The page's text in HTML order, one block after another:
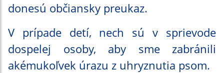
donesú občiansky preukaz.
V prípade detí, nech sú v sprievode
dospelej osoby, aby sme zabránili
akémukoľvek úrazu z uhryznutia psom.